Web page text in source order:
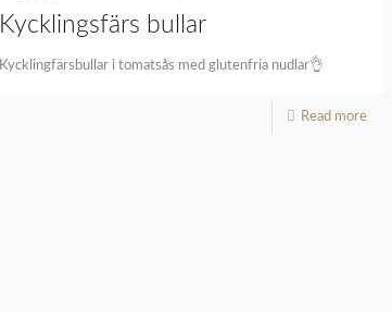
Kycklingsfärs bullar
Kycklingfärsbullar i tomatsås med glutenfria nudlar👌
Read more